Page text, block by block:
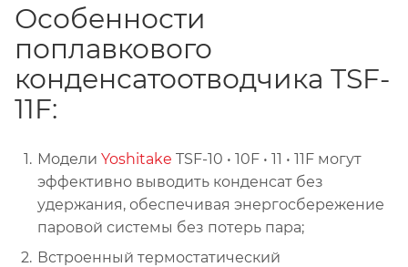
Особенности
поплавкового
конденсатоотводчика TSF-
11F:
Модели Yoshitake TSF-10 • 10F • 11 • 11F могут
эффективно выводить конденсат без
удержания, обеспечивая энергосбережение
паровой системы без потерь пара;
Встроенный термостатический